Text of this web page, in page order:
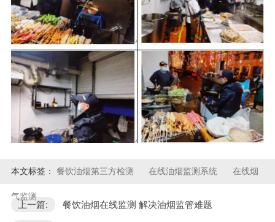
本文标签： 餐饮油烟第三方检测 在线油烟监测系统 在线烟
气监测
上一篇: 餐饮油烟在线监测 解决油烟监管难题